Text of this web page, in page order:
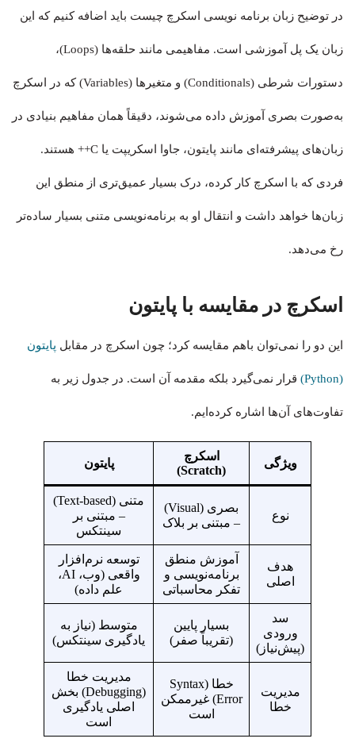
در توضیح زبان برنامه نویسی اسکرچ چیست باید اضافه کنیم که این
زبان یک پل آموزشی است. مفاهیمی مانند حلقه‌ها (Loops)،
دستورات شرطی (Conditionals) و متغیرها (Variables) که در اسکرچ
به‌صورت بصری آموزش داده می‌شوند، دقیقاً همان مفاهیم بنیادی در
زبان‌های پیشرفته‌ای مانند پایتون، جاوا اسکریپت یا C++ هستند.
فردی که با اسکرچ کار کرده، درک بسیار عمیق‌تری از منطق این
زبان‌ها خواهد داشت و انتقال او به برنامه‌نویسی متنی بسیار ساده‌تر
رخ می‌دهد.
اسکرچ در مقایسه با پایتون
این دو را نمی‌توان باهم مقایسه کرد؛ چون اسکرچ در مقابل پایتون
(Python) قرار نمی‌گیرد بلکه مقدمه آن است. در جدول زیر به
تفاوت‌های آن‌ها اشاره کرده‌ایم.
ویژگی
اسکرچ
(Scratch)
پایتون
نوع
بصری (Visual)
– مبتنی بر بلاک
متنی (Text-based)
– مبتنی بر
سینتکس
هدف
اصلی
آموزش منطق
برنامه‌نویسی و
تفکر محاسباتی
توسعه نرم‌افزار
واقعی (وب، AI،
علم داده)
سد
ورودی
(پیش‌نیاز)
بسیار پایین
(تقریباً صفر)
متوسط (نیاز به
یادگیری سینتکس)
مدیریت
خطا
خطا (Syntax
Error) غیرممکن
است
مدیریت خطا
(Debugging) بخش
اصلی یادگیری
است